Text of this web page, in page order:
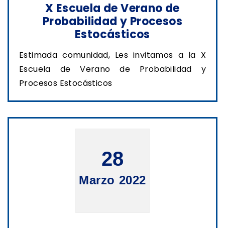
X Escuela de Verano de
Probabilidad y Procesos
Estocásticos
Estimada comunidad, Les invitamos a la X
Escuela de Verano de Probabilidad y
Procesos Estocásticos
28
Marzo 2022